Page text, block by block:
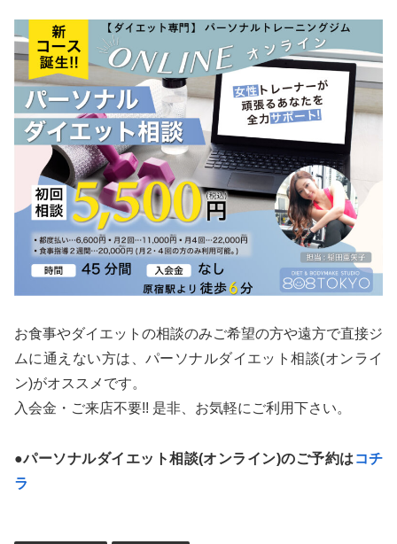
お食事やダイエットの相談のみご希望の方や遠方で直接ジ
ムに通えない方は、パーソナルダイエット相談(オンライ
ン)がオススメです。
入会金・ご来店不要!! 是非、お気軽にご利用下さい。
●パーソナルダイエット相談(オンライン)のご予約は コチ
ラ